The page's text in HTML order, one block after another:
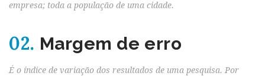
empresa; toda a população de uma cidade.
02. Margem de erro
É o índice de variação dos resultados de uma pesquisa. Por